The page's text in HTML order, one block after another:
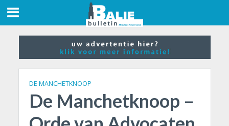
DE MANCHETKNOOP
De Manchetknoop –